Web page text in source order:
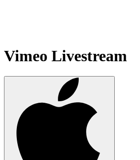
Vimeo Livestream